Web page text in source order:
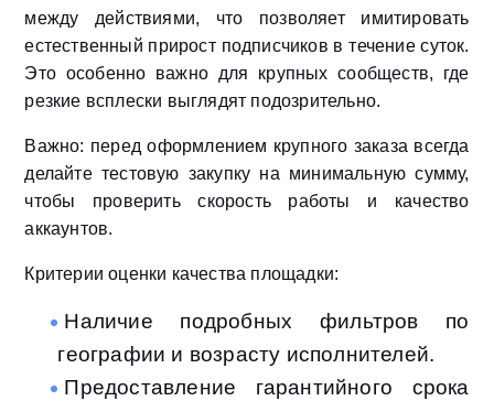
между действиями, что позволяет имитировать
естественный прирост подписчиков в течение суток.
Это особенно важно для крупных сообществ, где
резкие всплески выглядят подозрительно.
Важно: перед оформлением крупного заказа всегда
делайте тестовую закупку на минимальную сумму,
чтобы проверить скорость работы и качество
аккаунтов.
Критерии оценки качества площадки:
Наличие подробных фильтров по
географии и возрасту исполнителей.
Предоставление гарантийного срока